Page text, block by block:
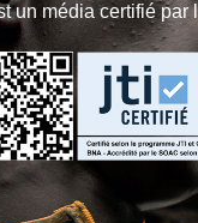
un média certifié par